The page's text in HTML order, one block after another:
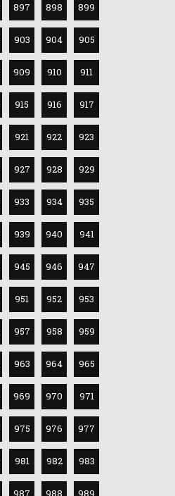
897 898 899
903 904 905
909 910 911
915 916 917
921 922 923
927 928 929
933 934 935
939 940 941
945 946 947
951 952 953
957 958 959
963 964 965
969 970 971
975 976 977
981 982 983